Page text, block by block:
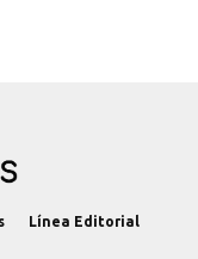
Línea Editorial